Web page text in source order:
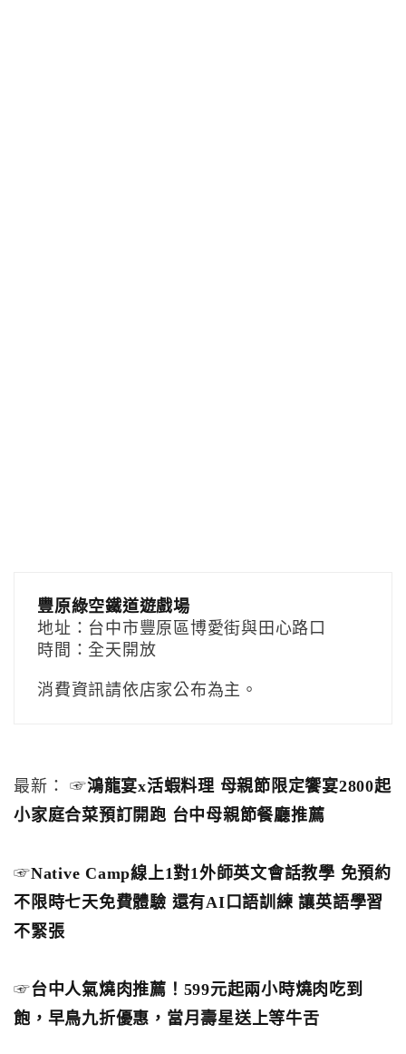
豐原綠空鐵道遊戲場
地址：台中市豐原區博愛街與田心路口
時間：全天開放
消費資訊請依店家公布為主。
最新： ☞鴻龍宴x活蝦料理 母親節限定饗宴2800起
小家庭合菜預訂開跑 台中母親節餐廳推薦
☞Native Camp線上1對1外師英文會話教學 免預約
不限時七天免費體驗 還有AI口語訓練 讓英語學習
不緊張
☞台中人氣燒肉推薦！599元起兩小時燒肉吃到
飽，早鳥九折優惠，當月壽星送上等牛舌